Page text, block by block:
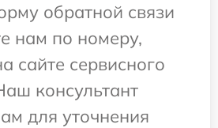
обратной связи
нам по номеру,
сайте сервисного
консультант
для уточнения